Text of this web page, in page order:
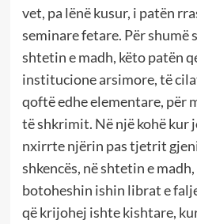
vet, pa lënë kusur, i patën
seminare fetare. Për shumë
shtetin e madh, këto patën
institucione arsimore, të
qoftë edhe elementare, për
të shkrimit. Në një kohë kur
nxirrte njërin pas tjetrit
shkencës, në shtetin e
botoheshin ishin librat e
që krijohej ishte kishtare,